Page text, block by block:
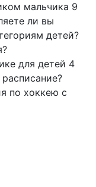
мальчика 9
ли вы
детей?
для детей 4
по хоккею с